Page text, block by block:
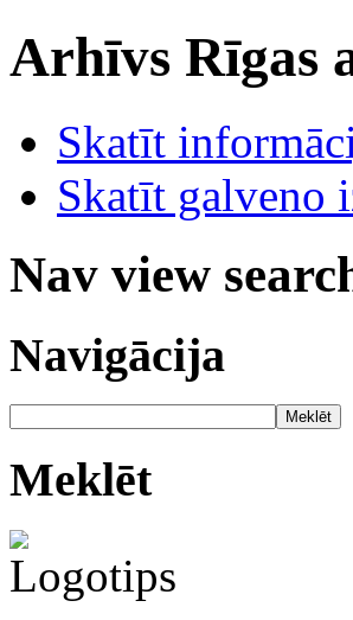
Arhīvs Rīgas
Skatīt
Skatīt galveno
Nav view
Navigācija
Meklēt
Meklēt